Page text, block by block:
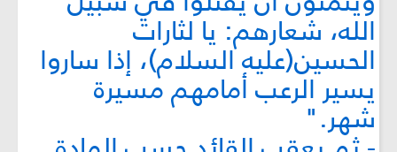
الله، شعارهم: يا لثارات
الحسين(عليه السلام)، إذا ساروا
يسير الرعب أمامهم مسيرة
شهر."